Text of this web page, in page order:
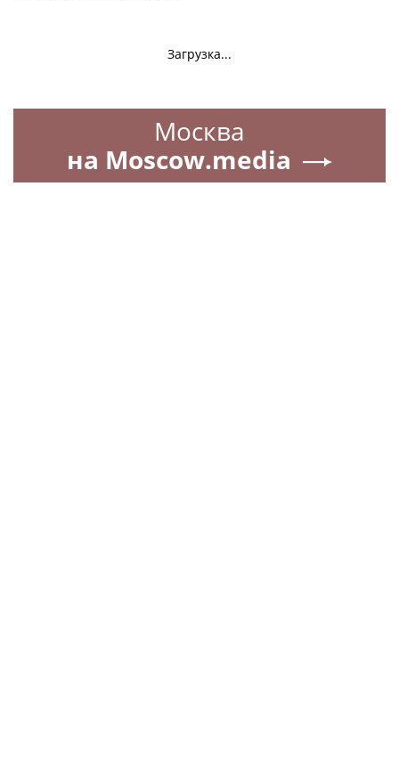
Загрузка...
Москва
на Moscow.media